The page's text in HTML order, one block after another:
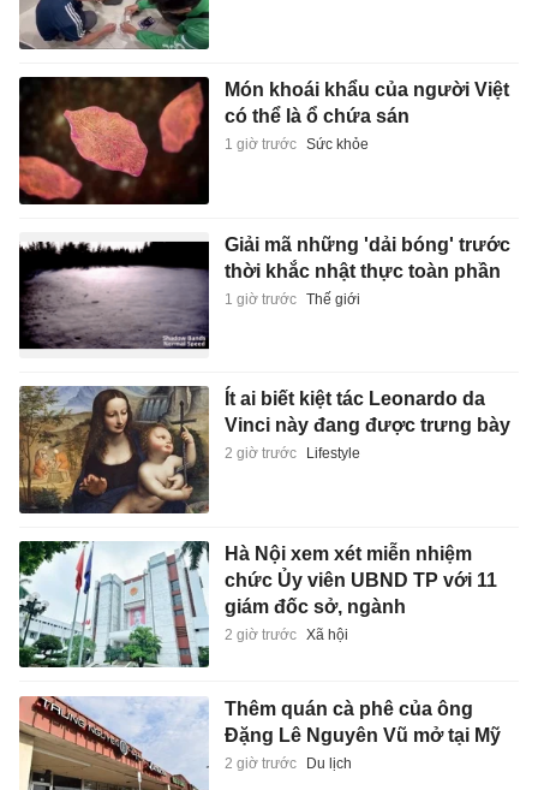
Món khoái khẩu của người Việt
có thể là ổ chứa sán
1 giờ trước Sức khỏe
Giải mã những 'dải bóng' trước
thời khắc nhật thực toàn phần
1 giờ trước Thế giới
Ít ai biết kiệt tác Leonardo da
Vinci này đang được trưng bày
2 giờ trước Lifestyle
Hà Nội xem xét miễn nhiệm
chức Ủy viên UBND TP với 11
giám đốc sở, ngành
2 giờ trước Xã hội
Thêm quán cà phê của ông
Đặng Lê Nguyên Vũ mở tại Mỹ
2 giờ trước Du lịch